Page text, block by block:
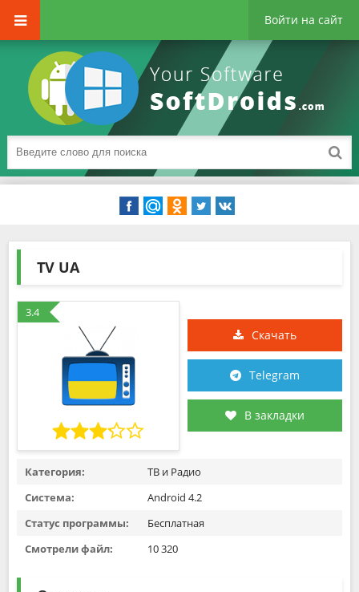
Войти на сайт
TV UA
3.4
Скачать
Telegram
В закладки
Категория:
ТВ и Радио
Система:
Android 4.2
Статус программы:
Бесплатная
Смотрели файл:
10 320